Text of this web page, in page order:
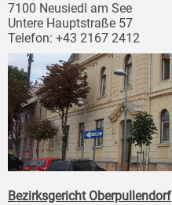
7100 Neusiedl am See
Untere Hauptstraße 57
Telefon: +43 2167 2412
Bezirksgericht Oberpullendorf